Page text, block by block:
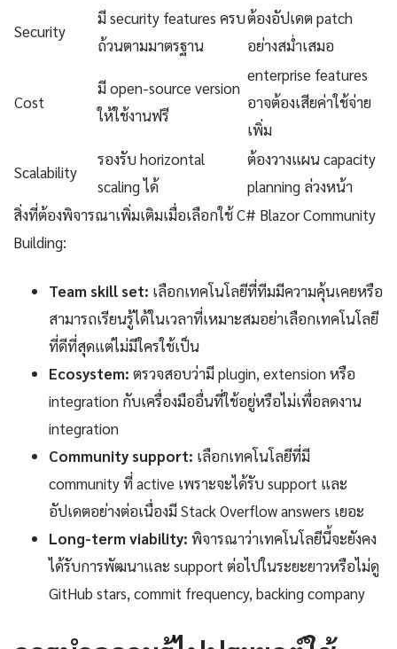
Security
มี security features ครบ
ถ้วนตามมาตรฐาน
ต้องอัปเดต patch
อย่างสม่ำเสมอ
Cost
มี open-source version
ให้ใช้งานฟรี
enterprise features
อาจต้องเสียค่าใช้จ่าย
เพิ่ม
Scalability
รองรับ horizontal
scaling ได้
ต้องวางแผน capacity
planning ล่วงหน้า
สิ่งที่ต้องพิจารณาเพิ่มเติมเมื่อเลือกใช้ C# Blazor Community
Building:
Team skill set: เลือกเทคโนโลยีที่ทีมมีความคุ้นเคยหรือ
สามารถเรียนรู้ได้ในเวลาที่เหมาะสมอย่าเลือกเทคโนโลยี
ที่ดีที่สุดแต่ไม่มีใครใช้เป็น
Ecosystem: ตรวจสอบว่ามี plugin, extension หรือ
integration กับเครื่องมืออื่นที่ใช้อยู่หรือไม่เพื่อลดงาน
integration
Community support: เลือกเทคโนโลยีที่มี
community ที่ active เพราะจะได้รับ support และ
อัปเดตอย่างต่อเนื่องมี Stack Overflow answers เยอะ
Long-term viability: พิจารณาว่าเทคโนโลยีนี้จะยังคง
ได้รับการพัฒนาและ support ต่อไปในระยะยาวหรือไม่ดู
GitHub stars, commit frequency, backing company